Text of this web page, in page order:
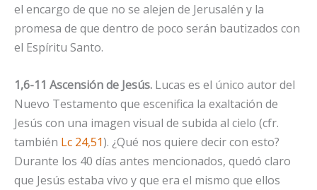
el encargo de que no se alejen de Jerusalén y la
promesa de que dentro de poco serán bautizados con
el Espíritu Santo.
1,6-11 Ascensión de Jesús. Lucas es el único autor del
Nuevo Testamento que escenifica la exaltación de
Jesús con una imagen visual de subida al cielo (cfr.
también Lc 24,51). ¿Qué nos quiere decir con esto?
Durante los 40 días antes mencionados, quedó claro
que Jesús estaba vivo y que era el mismo que ellos